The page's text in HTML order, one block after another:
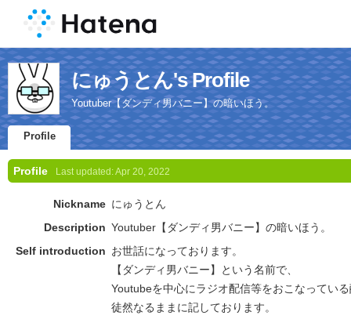
にゅうとん's Profile
Youtuber【ダンディ男バニー】の暗いほう。
Profile
Profile Last updated:Apr 20, 2022
Nickname にゅうとん
Description Youtuber【ダンディ男バニー】の暗いほう。
Self introduction お世話になっております。
【ダンディ男バニー】という名前で、
Youtubeを中心にラジオ配信等をおこなってい
徒然なるままに記しております。